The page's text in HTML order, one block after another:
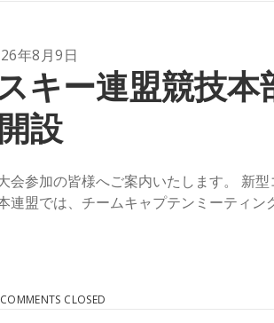
年8月9日
キー連盟競技
設
会参加の皆様へご案内いたします。 新
連盟では、チームキャプテンミーティ
COMMENTS CLOSED